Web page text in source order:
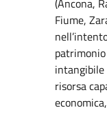
(Ancona,
Fiume,
intangibile
risorsa